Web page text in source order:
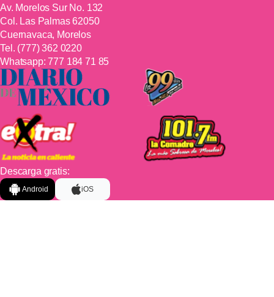
Av. Morelos Sur No. 132
Col. Las Palmas 62050
Cuernavaca, Morelos
Tel. (777) 362 0220
Whatsapp:777 184 71 85
Descarga gratis:
Android iOS